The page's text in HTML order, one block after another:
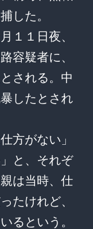
した。
１１日夜、
容疑者に、
される。中
したとされ
方がない」
と、それぞ
は当時、仕
たけれど、
るという。